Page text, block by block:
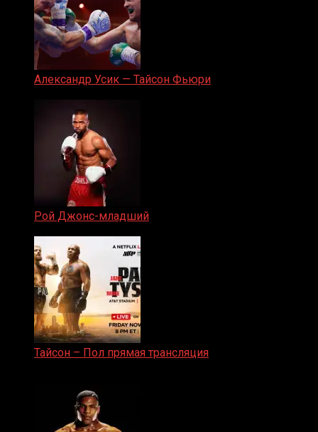
Александр Усик — Тайсон Фьюри
Рой Джонс-младший
Тайсон – Пол прямая трансляция